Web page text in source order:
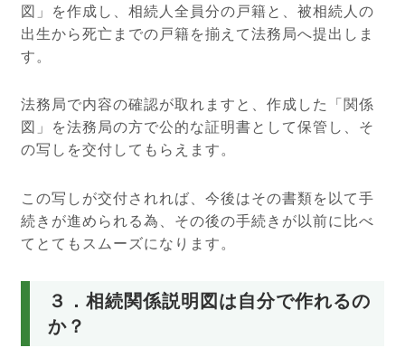
図」を作成し、相続人全員分の戸籍と、被相続人の
出生から死亡までの戸籍を揃えて法務局へ提出しま
す。
法務局で内容の確認が取れますと、作成した「関係
図」を法務局の方で公的な証明書として保管し、そ
の写しを交付してもらえます。
この写しが交付されれば、今後はその書類を以て手
続きが進められる為、その後の手続きが以前に比べ
てとてもスムーズになります。
３．相続関係説明図は自分で作れるの
か？